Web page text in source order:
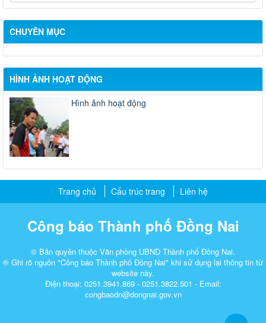
CHUYÊN MỤC
HÌNH ẢNH HOẠT ĐỘNG
Hình ảnh hoạt động
Trang chủ Cấu trúc trang Liên hệ
Công báo Thành phố Đồng Nai
© Bản quyền thuộc Văn phòng UBND Thành phố Đồng Nai.
® Ghi rõ nguồn "Công báo Thành phố Đồng Nai" khi sử dụng lại thông tin từ
website này.
Điện thoại: 0251.3941.869 - 0251.3822.501 - Email:
congbaodn@dongnai.gov.vn